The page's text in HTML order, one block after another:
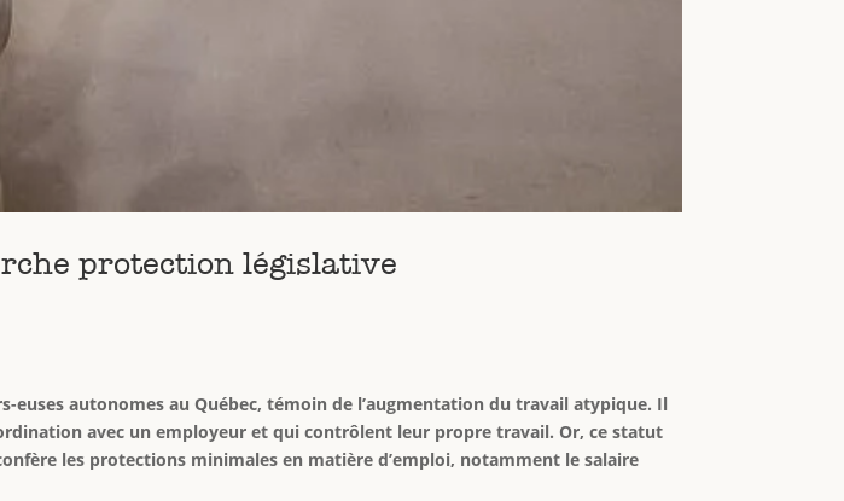
protection législative
euses autonomes au Québec, témoin de l’augmentation du travail atypique. Il
avec un employeur et qui contrôlent leur propre travail. Or, ce statut
les protections minimales en matière d’emploi, notamment le salaire